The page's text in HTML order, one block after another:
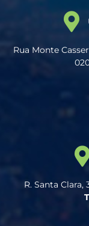
Rua Monte
R. Santa Clara,